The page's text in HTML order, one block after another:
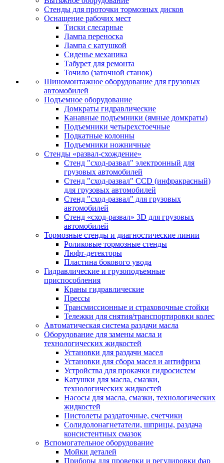
Стенды для проточки тормозных дисков
Оснащение рабочих мест
Тиски слесарные
Лампа переноска
Лампа с катушкой
Сиденье механика
Табурет для ремонта
Точило (заточной станок)
Шиномонтажное оборудование для грузовых
автомобилей
Подъемное оборудование
Домкраты гидравлические
Канавные подъемники (ямные домкраты)
Подъемники четырехстоечные
Подкатные колонны
Подъемники ножничные
Стенды «развал-схождение»
Стенд "сход-развал" электронный для
грузовых автомобилей
Стенд "сход-развал" CCD (инфракрасный)
для грузовых автомобилей
Стенд "сход-развал" для грузовых
автомобилей
Стенд «сход-развал» 3D для грузовых
автомобилей
Тормозные стенды и диагностические линии
Роликовые тормозные стенды
Люфт-детекторы
Пластина бокового увода
Гидравлические и грузоподъемные
приспособления
Краны гидравлические
Прессы
Трансмиссионные и страховочные стойки
Тележки для снятия/транспортировки колес
Автоматическая система раздачи масла
Оборудование для замены масла и
технологических жидкостей
Установки для раздачи масел
Установки для сбора масел и антифриза
Устройства для прокачки гидросистем
Катушки для масла, смазки,
технологических жидкостей
Насосы для масла, смазки, технологических
жидкостей
Пистолеты раздаточные, счетчики
Солидолонагнетатели, шприцы, раздача
консистентных смазок
Вспомогательное оборудование
Мойки деталей
Приборы для проверки и регулировки фар